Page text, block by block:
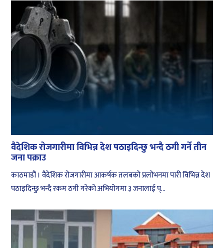
वैदेशिक रोजगारीमा विभिन्न देश पठाइदिन्छु भन्दै ठगी गर्ने तीन
जना पक्राउ
काठमाडौं । वैदेशिक रोजगारीमा आकर्षक तलबको प्रलोभनमा पारी विभिन्न देश
पठाइदिन्छु भन्दै रकम ठगी गरेको अभियोगमा ३ जनालाई प्...